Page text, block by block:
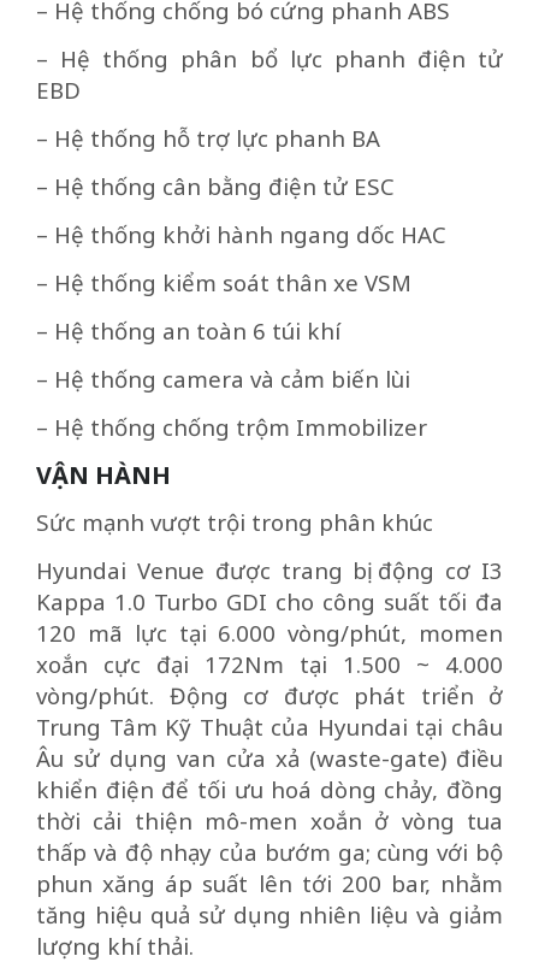
– Hệ thống chống bó cứng phanh ABS
– Hệ thống phân bổ lực phanh điện tử
EBD
– Hệ thống hỗ trợ lực phanh BA
– Hệ thống cân bằng điện tử ESC
– Hệ thống khởi hành ngang dốc HAC
– Hệ thống kiểm soát thân xe VSM
– Hệ thống an toàn 6 túi khí
– Hệ thống camera và cảm biến lùi
– Hệ thống chống trộm Immobilizer
VẬN HÀNH
Sức mạnh vượt trội trong phân khúc
Hyundai Venue được trang bị động cơ I3
Kappa 1.0 Turbo GDI cho công suất tối đa
120 mã lực tại 6.000 vòng/phút, momen
xoắn cực đại 172Nm tại 1.500 ~ 4.000
vòng/phút. Động cơ được phát triển ở
Trung Tâm Kỹ Thuật của Hyundai tại châu
Âu sử dụng van cửa xả (waste-gate) điều
khiển điện để tối ưu hoá dòng chảy, đồng
thời cải thiện mô-men xoắn ở vòng tua
thấp và độ nhạy của bướm ga; cùng với bộ
phun xăng áp suất lên tới 200 bar, nhằm
tăng hiệu quả sử dụng nhiên liệu và giảm
lượng khí thải.